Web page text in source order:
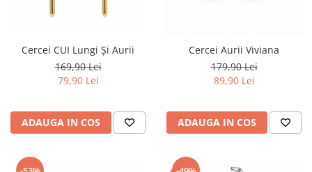
Cercei CUI Lungi Și Aurii
169,90 Lei
79,90 Lei
ADAUGA IN COS
Cercei Aurii Viviana
179,90 Lei
89,90 Lei
ADAUGA IN COS